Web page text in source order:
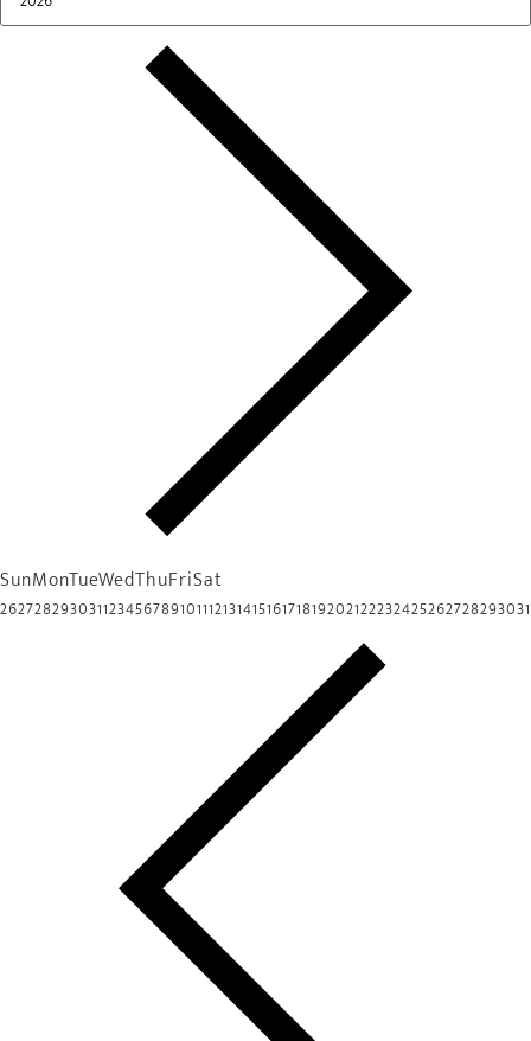
SunMonTueWedThuFriSat
26272829303112345678910111213141516171819202122232425262728293031